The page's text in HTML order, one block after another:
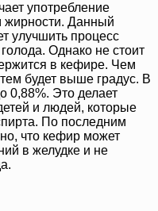
употребление
жирности. Данный
улучшить процесс
Однако не стоит
в кефире. Чем
будет выше градус. В
0,88%. Это делает
и людей, которые
По последним
что кефир может
в желудке и не